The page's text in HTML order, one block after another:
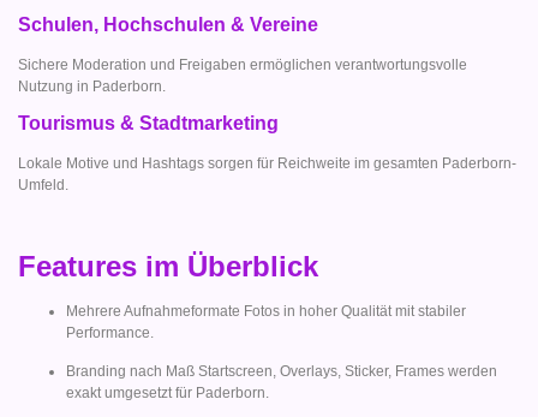
Schulen, Hochschulen & Vereine
Sichere Moderation und Freigaben ermöglichen verantwortungsvolle
Nutzung in Paderborn.
Tourismus & Stadtmarketing
Lokale Motive und Hashtags sorgen für Reichweite im gesamten Paderborn-
Umfeld.
Features im Überblick
Mehrere Aufnahmeformate Fotos in hoher Qualität mit stabiler
Performance.
Branding nach Maß Startscreen, Overlays, Sticker, Frames werden
exakt umgesetzt für Paderborn.